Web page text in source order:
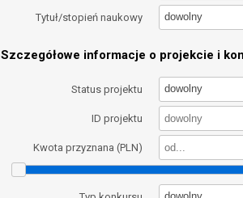
Tytuł/stopień naukowy dowolny
Szczegółowe informacje o projekcie i
Status projektu dowolny
ID projektu
Kwota przyznana (PLN)